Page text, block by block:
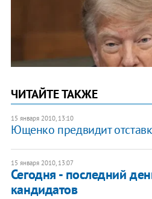
ЧИТАЙТЕ ТАКЖЕ
15 января 2010, 13:10
Ющенко предвидит
15 января 2010, 13:07
Сегодня - последний
кандидатов